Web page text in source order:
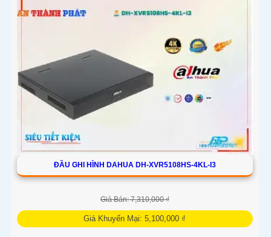
ĐẦU GHI HÌNH DAHUA DH-XVR5108HS-4KL-I3
Giá Bán: 7,310,000 ₫
Giá Khuyến Mại: 5,100,000 ₫